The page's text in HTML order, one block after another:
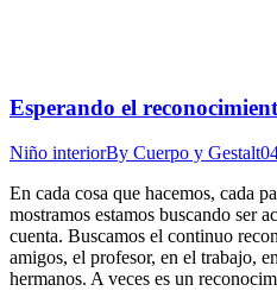
Esperando el
Niño interiorBy Cuerpo y Gestalt
En cada cosa que hacemos, cada
mostramos estamos buscando ser
cuenta. Buscamos el continuo
amigos, el profesor, en el trabajo,
hermanos. A veces es un